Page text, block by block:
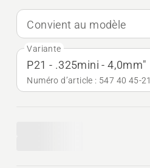
Convient au modèle
Variante
P21 - .325mini - 4,0mm"
Numéro d’article : 547 40 45‑21